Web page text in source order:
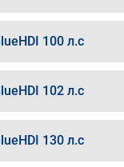
100 л.с
102 л.с
130 л.с